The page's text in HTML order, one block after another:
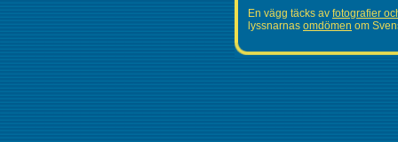
En vägg täcks av fotografier
lyssnarnas omdömen om